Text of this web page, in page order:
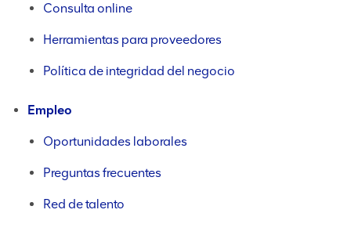
Consulta online
Herramientas para proveedores
Política de integridad del negocio
Empleo
Oportunidades laborales
Preguntas frecuentes
Red de talento